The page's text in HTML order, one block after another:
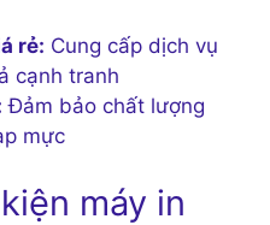
rẻ: Cung cấp dịch vụ
cạnh tranh
Đảm bảo chất lượng
mực
máy in